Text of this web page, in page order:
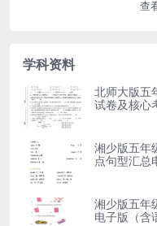
查
学科资料
北师大版五
试卷及核心
湘少版五年
点句型汇总
湘少版五年
电子版（含